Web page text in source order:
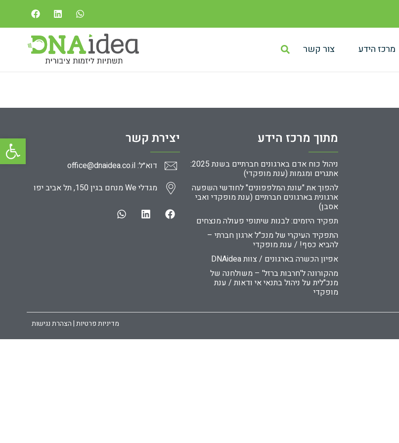
פתח
מרכז הידע צור קשר
מתוך מרכז הידע
ניהול כוח אדם בארגונים חברתיים בשנת 2025:
אתגרים ומגמות (ענת מופקדי)
להפוך את "עונת המלפפונים" לחודשי השפעה
ארגונית בארגונים חברתיים (ענת מופקדי ואבי
אסבן)
תפקיד היזמים: לבנות שיתופי פעולה מנצחים
התפקיד העיקרי של מנכ"ל ארגון חברתי –
להביא כסף! / ענת מופקדי
אפיון הכשרה בארגונים / צוות DNAidea
מהקורונה ל'חרבות ברזל' – משולחנה של
מנכ"לית על ניהול בתנאי אי ודאות / ענת
מופקדי
יצירת קשר
דוא״ל: office@dnaidea.co.il
מגדלי We מנחם בגין 150, תל אביב יפו
מדיניות פרטיות | הצהרת נגישות